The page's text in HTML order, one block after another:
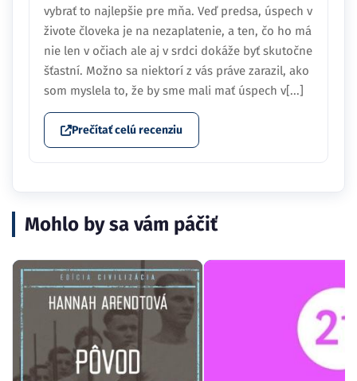
vybrať to najlepšie pre mňa. Veď predsa, úspech v
živote človeka je na nezaplatenie, a ten, čo ho má
nie len v očiach ale aj v srdci dokáže byť skutočne
šťastní. Možno sa niektorí z vás práve zarazil, ako
som myslela to, že by sme mali mať úspech v[...]
Prečítať celú recenziu
Mohlo by sa vám páčiť